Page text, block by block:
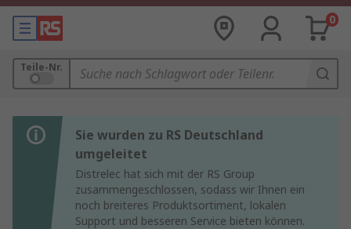
0
Teile-Nr.
Sie wurden zu RS Deutschland
umgeleitet
Distrelec hat sich mit der RS Group
zusammengeschlossen, sodass wir Ihnen ein
noch breiteres Produktsortiment, lokalen
Support und besseren Service bieten können.